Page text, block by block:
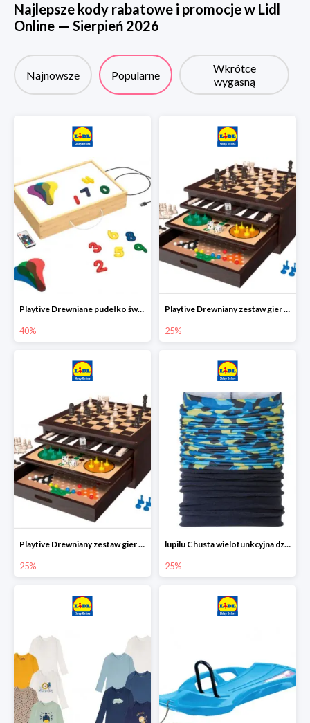
Najlepsze kody rabatowe i promocje w Lidl
Online — Sierpień 2026
Najnowsze Popularne
Wkrótce
wygasną
Playtive Drewniane pudełko świetlne MONTESSORI
40%
Playtive Drewniany zestaw gier 10 w 1
25%
Playtive Drewniany zestaw gier 10 w 1
25%
lupilu Chusta wielofunkcyjna dziecięca
25%